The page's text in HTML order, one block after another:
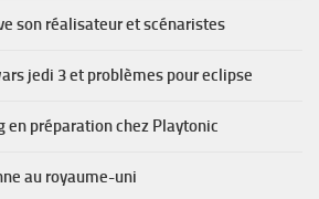
son réalisateur et scénaristes
jedi 3 et problèmes pour eclipse
en préparation chez Playtonic
au royaume-uni